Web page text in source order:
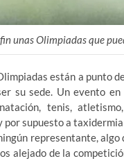
unas Olimpiadas que
están a punto
su sede. Un evento
tenis,
supuesto a
representante,
alejado de la